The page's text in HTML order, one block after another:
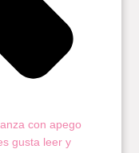
con apego
gusta leer y